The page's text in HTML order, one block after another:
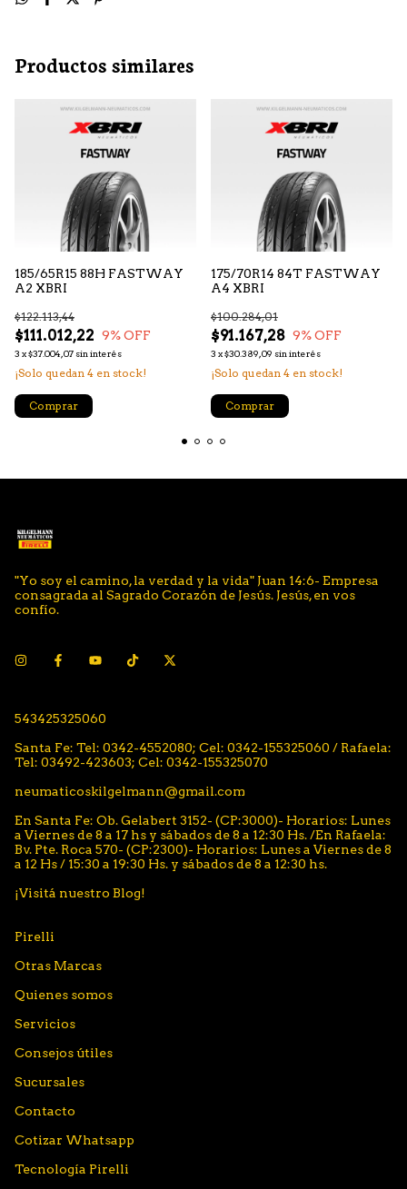
Productos similares
185/65R15 88H FASTWAY
A2 XBRI
$111.012,22
$122.113,44
9% OFF
3 x$37.004,07sin interés
¡Solo quedan 4 en stock!
Comprar
175/70R14 84T FASTWAY
A4 XBRI
$91.167,28
$100.284,01
9% OFF
3 x$30.389,09 sin interés
¡Solo quedan 4 en stock!
Comprar
"Yo soy el camino, la verdad y la vida" Juan 14:6- Empresa
consagrada al Sagrado Corazón de Jesús. Jesús, en vos
confío.
543425325060
Santa Fe: Tel: 0342-4552080; Cel: 0342-155325060 / Rafaela:
Tel: 03492-423603; Cel: 0342-155325070
neumaticoskilgelmann@gmail.com
En Santa Fe: Ob. Gelabert 3152- (CP:3000)- Horarios: Lunes
a Viernes de 8 a 17 hs y sábados de 8 a 12:30 Hs. /En Rafaela:
Bv. Pte. Roca 570- (CP:2300)- Horarios: Lunes a Viernes de 8
a 12 Hs / 15:30 a 19:30 Hs. y sábados de 8 a 12:30 hs.
¡Visitá nuestro Blog!
Pirelli
Otras Marcas
Quienes somos
Servicios
Consejos útiles
Sucursales
Contacto
Cotizar Whatsapp
Tecnología Pirelli